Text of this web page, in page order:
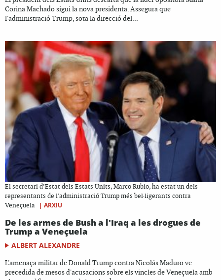
Corina Machado sigui la nova presidenta. Assegura que
l'administració Trump, sota la direcció del...
El secretari d’Estat dels Estats Units, Marco Rubio, ha estat un dels
representants de l'administració Trump més bel·ligerants contra
Veneçuela
| ARXIU
De les armes de Bush a l'Iraq a les drogues de
Trump a Veneçuela
ALBERT ALEXANDRE
L'amenaça militar de Donald Trump contra Nicolás Maduro ve
precedida de mesos d'acusacions sobre els vincles de Veneçuela amb